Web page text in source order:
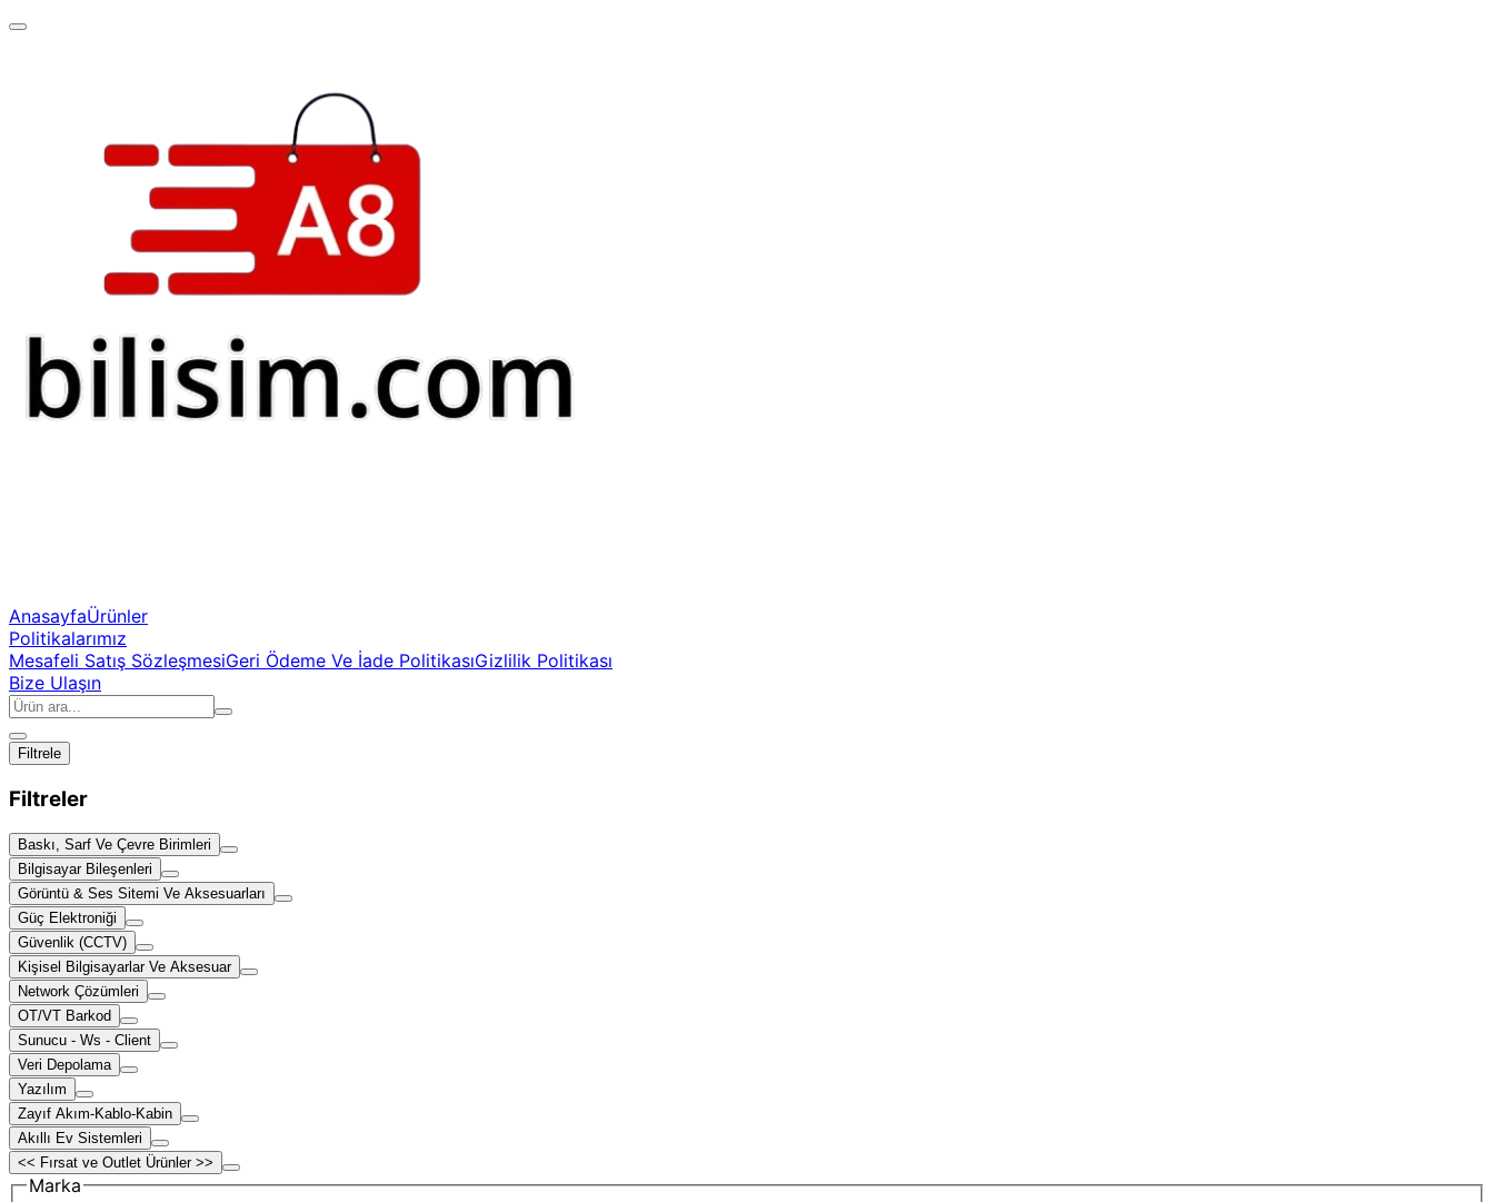
AnasayfaÜrünler
Politikalarımız
Mesafeli Satış SözleşmesiGeri Ödeme Ve İade PolitikasıGizlilik Politikası
Bize Ulaşın
Filtrele
Filtreler
Baskı, Sarf Ve Çevre Birimleri
Bilgisayar Bileşenleri
Görüntü & Ses Sitemi Ve Aksesuarları
Güç Elektroniği
Güvenlik (CCTV)
Kişisel Bilgisayarlar Ve Aksesuar
Network Çözümleri
OT/VT Barkod
Sunucu - Ws - Client
Veri Depolama
Yazılım
Zayıf Akım-Kablo-Kabin
Akıllı Ev Sistemleri
<< Fırsat ve Outlet Ürünler >>
Marka